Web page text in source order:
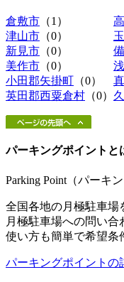
倉敷市 （1）
津山市 （0）
新見市 （0）
美作市 （0）
小田郡矢掛町 （0）
英田郡西粟倉村 （0）
パーキングポイントと
Parking Point（パーキ
全国各地の月極駐車場
月極駐車場への問い合
使い方も簡単で希望条
パーキングポイントの